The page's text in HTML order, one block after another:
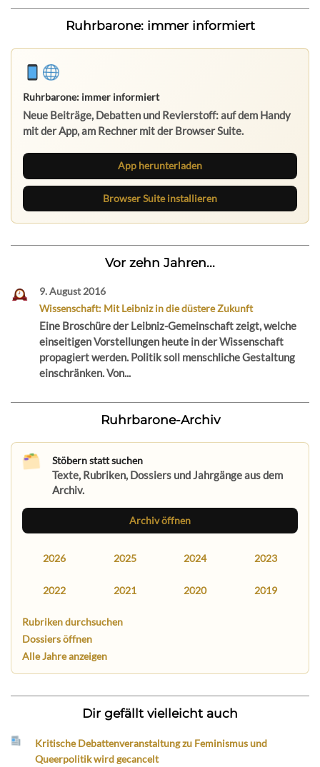
Ruhrbarone: immer informiert
Ruhrbarone: immer informiert
Neue Beiträge, Debatten und Revierstoff: auf dem Handy
mit der App, am Rechner mit der Browser Suite.
App herunterladen
Browser Suite installieren
Vor zehn Jahren...
9. August 2016
Wissenschaft: Mit Leibniz in die düstere Zukunft
Eine Broschüre der Leibniz-Gemeinschaft zeigt, welche
einseitigen Vorstellungen heute in der Wissenschaft
propagiert werden. Politik soll menschliche Gestaltung
einschränken. Von...
Ruhrbarone-Archiv
Stöbern statt suchen
Texte, Rubriken, Dossiers und Jahrgänge aus dem
Archiv.
Archiv öffnen
2026 2025 2024 2023
2022 2021 2020 2019
Rubriken durchsuchen
Dossiers öffnen
Alle Jahre anzeigen
Dir gefällt vielleicht auch
Kritische Debattenveranstaltung zu Feminismus und
Queerpolitik wird gecancelt